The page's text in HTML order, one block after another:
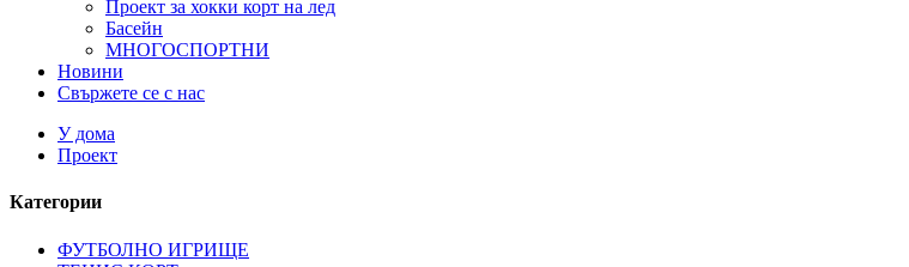
Проект за хокки корт на лед
Басейн
МНОГОСПОРТНИ
Новини
Свържете се с нас
У дома
Проект
Категории
ФУТБОЛНО ИГРИЩЕ